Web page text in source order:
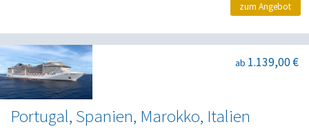
zum Angebot
Portugal, Spanien, Marokko, Italien
ab 1.139,00 €